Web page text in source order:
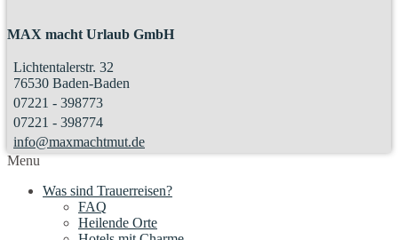
MAX macht Urlaub GmbH
Lichtentalerstr. 32
76530 Baden-Baden
07221 - 398773
07221 - 398774
info@maxmachtmut.de
Menu
Was sind Trauerreisen?
FAQ
Heilende Orte